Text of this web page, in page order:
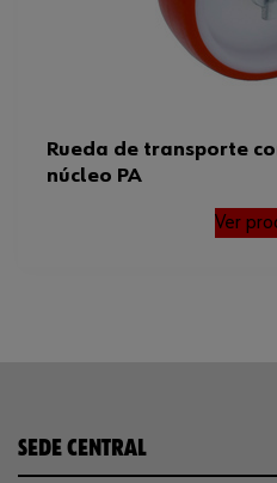
Rueda de transporte
núcleo PA
Ver
SEDE CENTRAL